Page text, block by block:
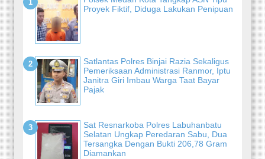
Proyek Fiktif, Diduga Lakukan Penipuan
Satlantas Polres Binjai Razia Sekaligus
Pemeriksaan Administrasi Ranmor, Iptu
Janitra Giri Imbau Warga Taat Bayar
Pajak
Sat Resnarkoba Polres Labuhanbatu
Selatan Ungkap Peredaran Sabu, Dua
Tersangka Dengan Bukti 206,78 Gram
Diamankan